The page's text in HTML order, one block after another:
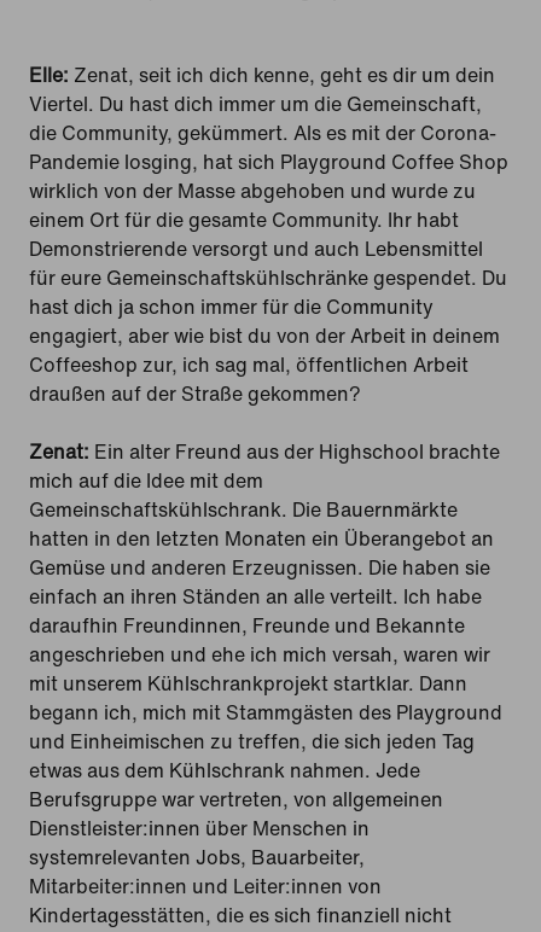
Elle: Zenat, seit ich dich kenne, geht es dir um dein
Viertel. Du hast dich immer um die Gemeinschaft,
die Community, gekümmert. Als es mit der Corona-
Pandemie losging, hat sich Playground Coffee Shop
wirklich von der Masse abgehoben und wurde zu
einem Ort für die gesamte Community. Ihr habt
Demonstrierende versorgt und auch Lebensmittel
für eure Gemeinschaftskühlschränke gespendet. Du
hast dich ja schon immer für die Community
engagiert, aber wie bist du von der Arbeit in deinem
Coffeeshop zur, ich sag mal, öffentlichen Arbeit
draußen auf der Straße gekommen?
Zenat: Ein alter Freund aus der Highschool brachte
mich auf die Idee mit dem
Gemeinschaftskühlschrank. Die Bauernmärkte
hatten in den letzten Monaten ein Überangebot an
Gemüse und anderen Erzeugnissen. Die haben sie
einfach an ihren Ständen an alle verteilt. Ich habe
daraufhin Freundinnen, Freunde und Bekannte
angeschrieben und ehe ich mich versah, waren wir
mit unserem Kühlschrankprojekt startklar. Dann
begann ich, mich mit Stammgästen des Playground
und Einheimischen zu treffen, die sich jeden Tag
etwas aus dem Kühlschrank nahmen. Jede
Berufsgruppe war vertreten, von allgemeinen
Dienstleister:innen über Menschen in
systemrelevanten Jobs, Bauarbeiter,
Mitarbeiter:innen und Leiter:innen von
Kindertagesstätten, die es sich finanziell nicht